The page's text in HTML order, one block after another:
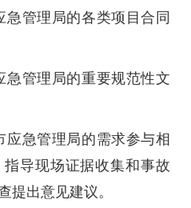
急管理局的各类项目合同
急管理局的重要规范性文
应急管理局的需求参与相
导现场证据收集和事故
提出意见建议。